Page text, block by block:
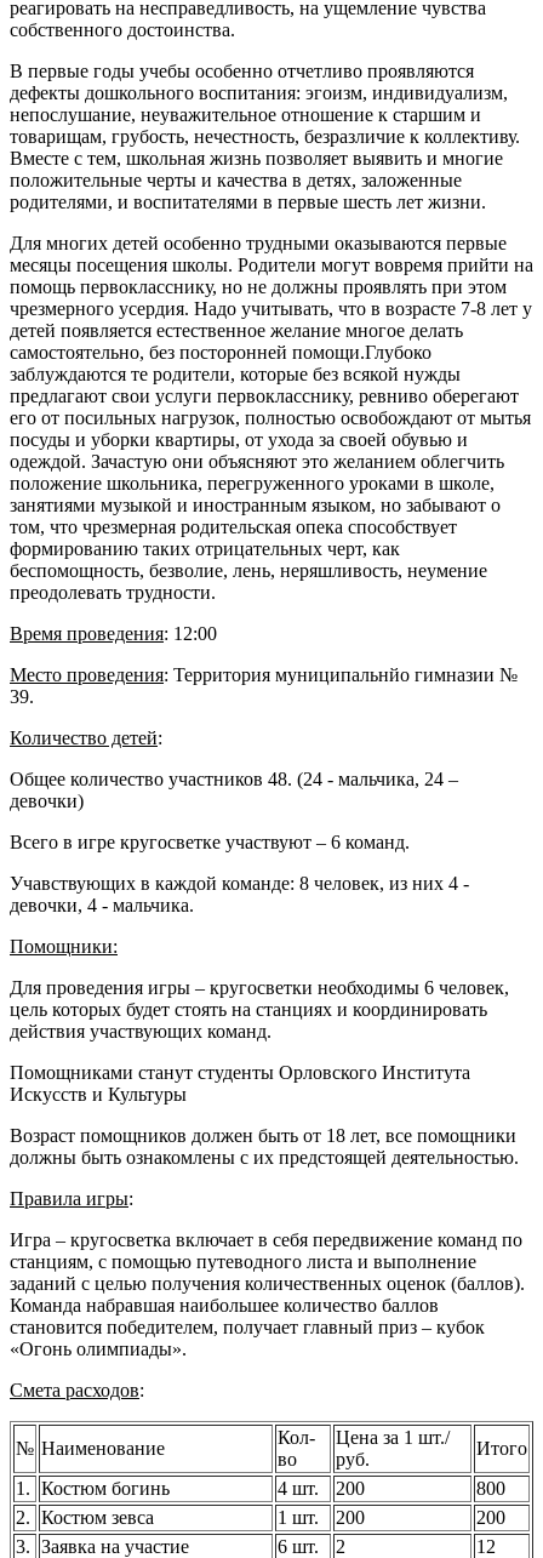
реагировать на несправедливость, на ущемление чувства
собственного достоинства.
В первые годы учебы особенно отчетливо проявляются
дефекты дошкольного воспитания: эгоизм, индивидуализм,
непослушание, неуважительное отношение к старшим и
товарищам, грубость, нечестность, безразличие к коллективу.
Вместе с тем, школьная жизнь позволяет выявить и многие
положительные черты и качества в детях, заложенные
родителями, и воспитателями в первые шесть лет жизни.
Для многих детей особенно трудными оказываются первые
месяцы посещения школы. Родители могут вовремя прийти на
помощь первокласснику, но не должны проявлять при этом
чрезмерного усердия. Надо учитывать, что в возрасте 7-8 лет у
детей появляется естественное желание многое делать
самостоятельно, без посторонней помощи.Глубоко
заблуждаются те родители, которые без всякой нужды
предлагают свои услуги первокласснику, ревниво оберегают
его от посильных нагрузок, полностью освобождают от мытья
посуды и уборки квартиры, от ухода за своей обувью и
одеждой. Зачастую они объясняют это желанием облегчить
положение школьника, перегруженного уроками в школе,
занятиями музыкой и иностранным языком, но забывают о
том, что чрезмерная родительская опека способствует
формированию таких отрицательных черт, как
беспомощность, безволие, лень, неряшливость, неумение
преодолевать трудности.
Время проведения: 12:00
Место проведения: Территория муниципальнйо гимназии №
39.
Количество детей:
Общее количество участников 48. (24 - мальчика, 24 –
девочки)
Всего в игре кругосветке участвуют – 6 команд.
Учавствующих в каждой команде: 8 человек, из них 4 -
девочки, 4 - мальчика.
Помощники:
Для проведения игры – кругосветки необходимы 6 человек,
цель которых будет стоять на станциях и координировать
действия участвующих команд.
Помощниками станут студенты Орловского Института
Искусств и Культуры
Возраст помощников должен быть от 18 лет, все помощники
должны быть ознакомлены с их предстоящей деятельностью.
Правила игры:
Игра – кругосветка включает в себя передвижение команд по
станциям, с помощью путеводного листа и выполнение
заданий с целью получения количественных оценок (баллов).
Команда набравшая наибольшее количество баллов
становится победителем, получает главный приз – кубок
«Огонь олимпиады».
Смета расходов:
№ Наименование
Кол-
во
Цена за 1 шт./
руб.
Итого
1. Костюм богинь 4 шт. 200
800
2. Костюм зевса 1 шт. 200
200
3. Заявка на участие 6 шт. 2
12